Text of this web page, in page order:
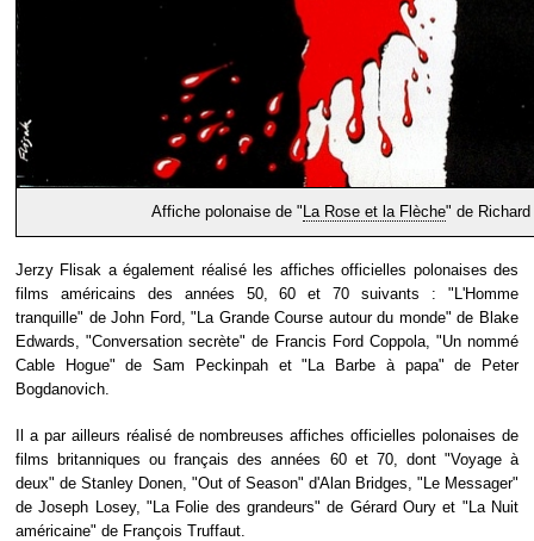
Affiche polonaise de " La Rose et la Flèche" de Richard
Jerzy Flisak a également réalisé les affiches officielles polonaises des
films américains des années 50, 60 et 70 suivants : "L'Homme
tranquille" de John Ford, "La Grande Course autour du monde" de Blake
Edwards, "Conversation secrète" de Francis Ford Coppola, "Un nommé
Cable Hogue" de Sam Peckinpah et "La Barbe à papa" de Peter
Bogdanovich.
Il a par ailleurs réalisé de nombreuses affiches officielles polonaises de
films britanniques ou français des années 60 et 70, dont "Voyage à
deux" de Stanley Donen, "Out of Season" d'Alan Bridges, "Le Messager"
de Joseph Losey, "La Folie des grandeurs" de Gérard Oury et "La Nuit
américaine" de François Truffaut.